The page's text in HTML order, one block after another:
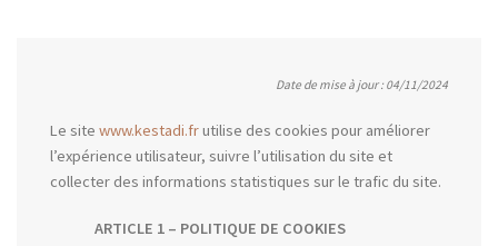
Date de mise à jour : 04/11/2024
Le site www.kestadi.frutilise des cookies pour améliorer
l’expérience utilisateur, suivre l’utilisation du site et
collecter des informations statistiques sur le trafic du site.
ARTICLE 1 – POLITIQUE DE COOKIES